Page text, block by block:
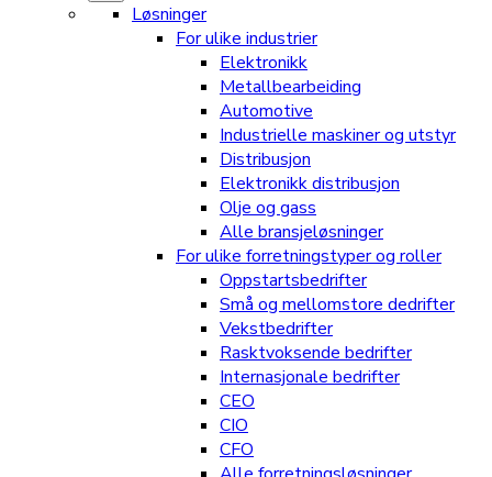
Løsninger
For ulike industrier
Elektronikk
Metallbearbeiding
Automotive
Industrielle maskiner og utstyr
Distribusjon
Elektronikk distribusjon
Olje og gass
Alle bransjeløsninger
For ulike forretningstyper og roller
Oppstartsbedrifter
Små og mellomstore dedrifter
Vekstbedrifter
Rasktvoksende bedrifter
Internasjonale bedrifter
CEO
CIO
CFO